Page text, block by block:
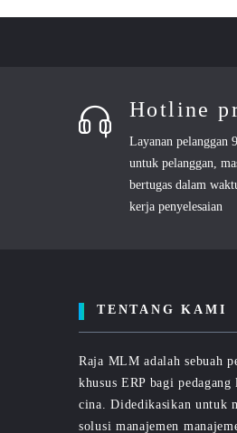
Hotline
Layanan pelanggan
untuk pelanggan,
bertugas dalam
kerja penyelesaian
TENTANG KAMI
Raja MLM adalah sebuah
khusus ERP bagi pedagang
cina. Didedikasikan untuk
solusi manajemen